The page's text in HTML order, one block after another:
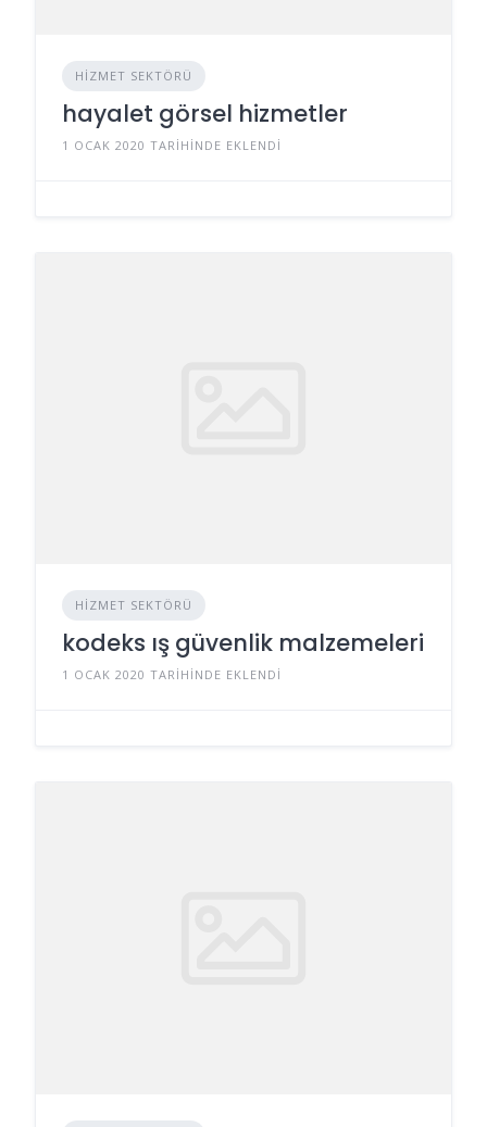
HIZMET SEKTÖRÜ
hayalet görsel hizmetler
1 OCAK 2020 TARIHINDE EKLENDI
HIZMET SEKTÖRÜ
kodeks ış güvenlik malzemeleri
1 OCAK 2020 TARIHINDE EKLENDI